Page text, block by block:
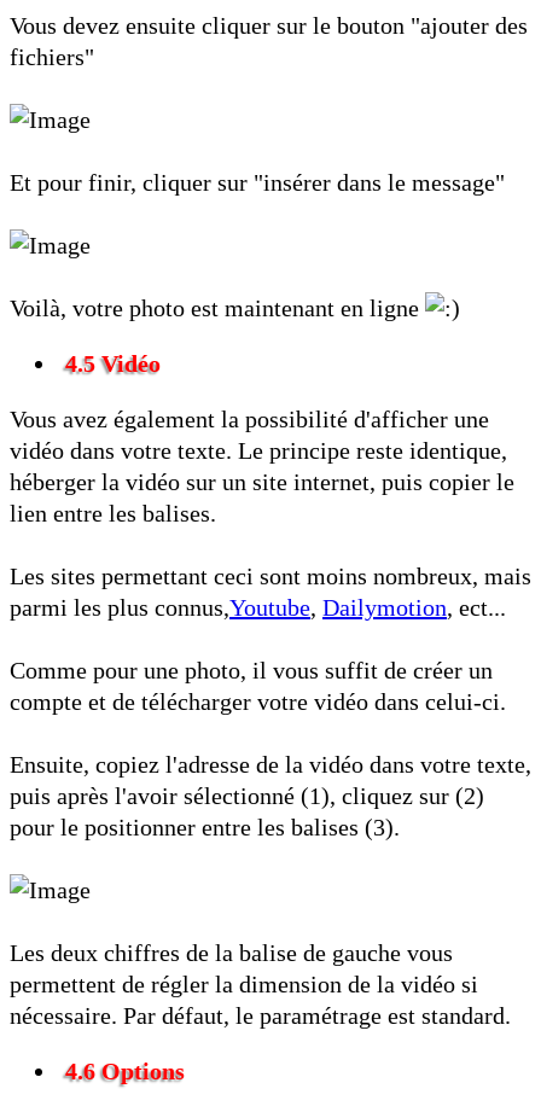
Vous devez ensuite cliquer sur le bouton "ajouter des
fichiers"
Et pour finir, cliquer sur "insérer dans le message"
Voilà, votre photo est maintenant en ligne
4.5 Vidéo
Vous avez également la possibilité d'afficher une
vidéo dans votre texte. Le principe reste identique,
héberger la vidéo sur un site internet, puis copier le
lien entre les balises.
Les sites permettant ceci sont moins nombreux, mais
parmi les plus connus,Youtube, Dailymotion, ect...
Comme pour une photo, il vous suffit de créer un
compte et de télécharger votre vidéo dans celui-ci.
Ensuite, copiez l'adresse de la vidéo dans votre texte,
puis après l'avoir sélectionné (1), cliquez sur (2)
pour le positionner entre les balises (3).
Les deux chiffres de la balise de gauche vous
permettent de régler la dimension de la vidéo si
nécessaire. Par défaut, le paramétrage est standard.
4.6 Options